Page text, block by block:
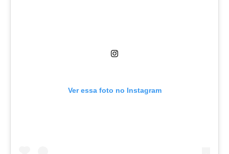
Ver essa foto no Instagram